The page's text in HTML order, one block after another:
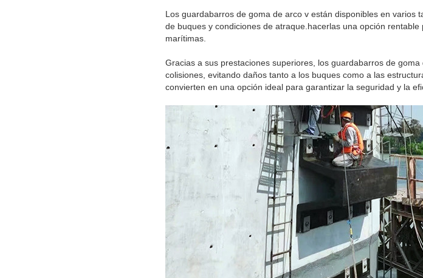
Los guardabarros de goma de arco v están disponibles en
de buques y condiciones de atraque.hacerlas una opción
marítimas.
Gracias a sus prestaciones superiores, los guardabarros de
colisiones, evitando daños tanto a los buques como a las
convierten en una opción ideal para garantizar la seguridad y la